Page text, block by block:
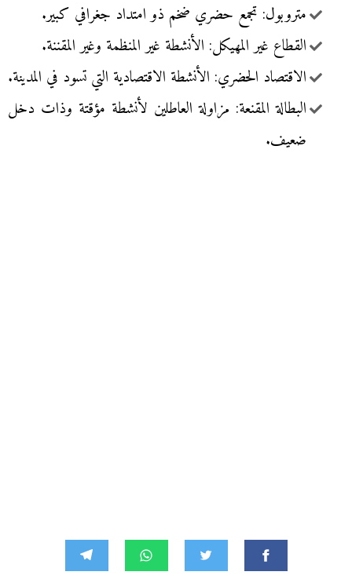
متروبول: تجمع حضري ضخم ذو امتداد جغرافي كبير.
القطاع غير المهيكل: الأنشطة غير المنظمة وغير المقننة.
الاقتصاد الحضري: الأنشطة الاقتصادية التي تسود في المدينة.
البطالة المقنعة: مزاولة العاطلين لأنشطة مؤقتة وذات دخل
ضعيف.